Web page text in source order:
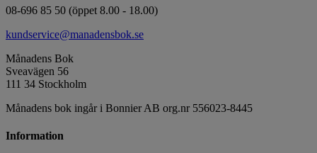
08-696 85 50 (öppet 8.00 - 18.00)
kundservice@manadensbok.se
Månadens Bok
Sveavägen 56
111 34 Stockholm
Månadens bok ingår i Bonnier AB org.nr 556023-8445
Information